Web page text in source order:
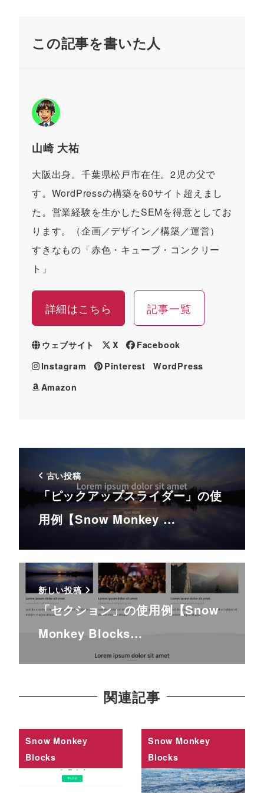
この記事を書いた人
山崎 大祐
大阪出身。千葉県松戸市在住。2児の父で
す。WordPressの構築を60サイト超えまし
た。営業経験を生かしたSEMを得意としてお
ります。（企画／デザイン／構築／運営）
すきなもの「赤色・キューブ・コンクリー
ト」
詳細はこちら 記事一覧
ウェブサイト X
Facebook
Instagram
Pinterest
WordPress
Amazon
古い投稿
「ピックアップスライダー」の使
用例【Snow Monkey …
新しい投稿
「セクション」の使用例【Snow
Monkey Blocks…
関連記事
Snow Monkey
Blocks
Snow Monkey
Blocks